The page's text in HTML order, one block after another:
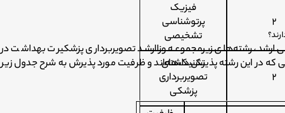
۲
فیزیک
پرتوشناسی
تشخیصی
۲
تکنیک‌های
تصویربرداری
پزشکی
ارشد، رشته‌های زیرمجموعه وزاارشد تصویربرداری پزشکیرت بهداشت در
سال ۱۳۹۹، دانشگاه‌هایی که در این رشته پذیرش داشته‌اند و ظرفیت مورد پذیرش به شرح جدول زیر